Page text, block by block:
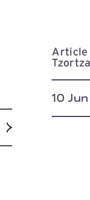
Article
10